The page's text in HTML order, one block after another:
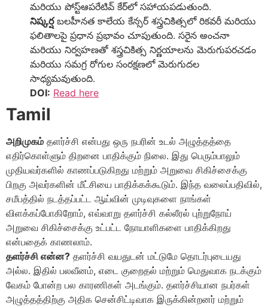
మరియు పోస్ట్‌ఆపరేటివ్ కేర్‌లో సహాయపడుతుంది.
నిష్కర్షబలహీనత కాలేయ కేన్సర్ శస్త్రచికిత్సలో రికవరీ మరియు
ఫలితాలపై ప్రధాన ప్రభావం చూపుతుంది. సరైన అంచనా
మరియు నిర్వహణతో శస్త్రచికిత్స నిర్ణయాలను మెరుగుపరచడం
మరియు సమగ్ర రోగుల సంరక్షణలో మెరుగుదల
సాధ్యమవుతుంది.
DOI: Read here
Tamil
அறிமுகம் தளர்ச்சி என்பது ஒரு நபரின் உடல் அழுத்தத்தை
எதிர்கொள்ளும் திறனை பாதிக்கும் நிலை. இது பெரும்பாலும்
முதியவர்களில் காணப்படுகிறது மற்றும் அறுவை சிகிச்சைக்கு
பிறகு அவர்களின் மீட்சியை பாதிக்கக்கூடும். இந்த வலைப்பதிவில்,
சமீபத்தில் நடத்தப்பட்ட ஆய்வின் முடிவுகளை நாங்கள்
விளக்கப்போகிறோம், எவ்வாறு தளர்ச்சி கல்லீரல் புற்றுநோய்
அறுவை சிகிச்சைக்கு உட்பட்ட நோயாளிகளை பாதிக்கிறது
என்பதைக் காணலாம்.
தளர்ச்சி என்ன? தளர்ச்சி வயதுடன் மட்டுமே தொடர்புடையது
அல்ல. இதில் பலவீனம், எடை குறைதல் மற்றும் மெதுவாக நடக்கும்
வேகம் போன்ற பல காரணிகள் அடங்கும். தளர்ச்சியான நபர்கள்
அழுத்தத்திற்கு அதிக சென்சிட்டிவாக இருக்கின்றனர் மற்றும்